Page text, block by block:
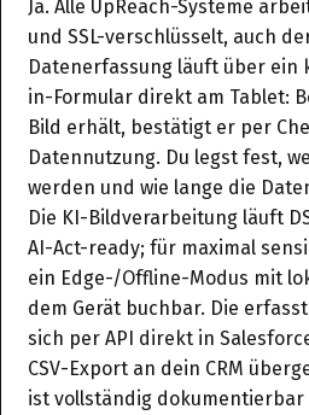
Ja. Alle UpReach-Systeme
und SSL-verschlüsselt, auch
Datenerfassung läuft über ein
in-Formular direkt am Tablet:
Bild erhält, bestätigt er per
Datennutzung. Du legst fest,
werden und wie lange die
Die KI-Bildverarbeitung läuft
AI-Act-ready; für maximal
ein Edge-/Offline-Modus mit
dem Gerät buchbar. Die
sich per API direkt in
CSV-Export an dein CRM
ist vollständig